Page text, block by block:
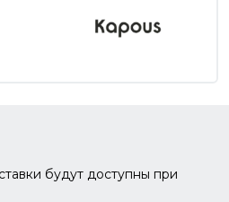
будут доступны при